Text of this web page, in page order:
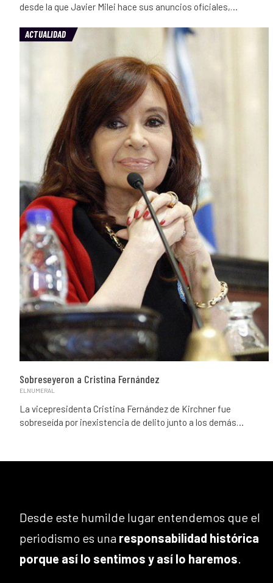
desde la que Javier Milei hace sus anuncios oficiales,…
ACTUALIDAD
Sobreseyeron a Cristina Fernández
ELNUMERAL
La vicepresidenta Cristina Fernández de Kirchner fue
sobreseída por inexistencia de delito junto a los demás…
Desde este humilde lugar entendemos que el
periodismo es una responsabilidad histórica
porque así lo sentimos y así lo haremos